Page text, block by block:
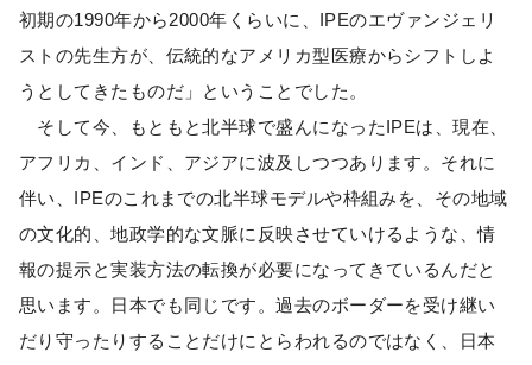
初期の1990年から2000年くらいに、IPEのエヴァンジェリ
ストの先生方が、伝統的なアメリカ型医療からシフトしよ
うとしてきたものだ」ということでした。
そして今、もともと北半球で盛んになったIPEは、現在、
アフリカ、インド、アジアに波及しつつあります。それに
伴い、IPEのこれまでの北半球モデルや枠組みを、その地域
の文化的、地政学的な文脈に反映させていけるような、情
報の提示と実装方法の転換が必要になってきているんだと
思います。日本でも同じです。過去のボーダーを受け継い
だり守ったりすることだけにとらわれるのではなく、日本